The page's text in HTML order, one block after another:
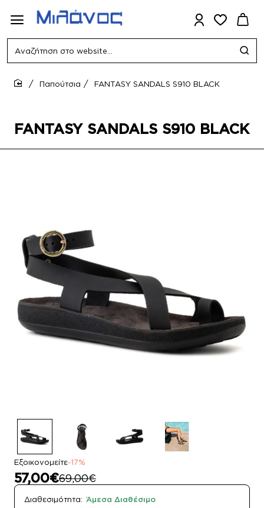
Αναζήτηση
website...
FANTASY SANDALS S910 BLACK
Παπούτσια FANTASY SANDALS S910 BLACK
Εξοικονομείτε-17%
57,00€69,00€
Διαθεσιμότητα: Άμεσα Διαθέσιμο